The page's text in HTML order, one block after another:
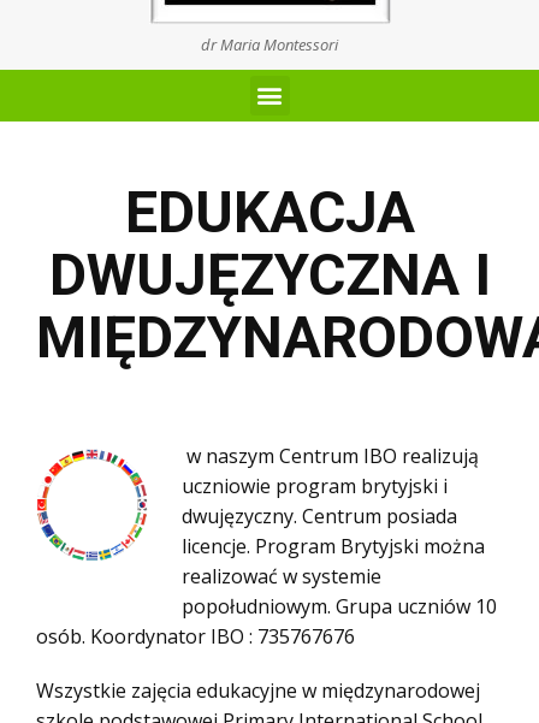
dr Maria Montessori
EDUKACJA
DWUJĘZYCZNA I
w naszym Centrum IBO realizują
uczniowie program brytyjski i
dwujęzyczny. Centrum posiada
licencje. Program Brytyjski można
realizować w systemie
popołudniowym. Grupa uczniów 10
osób. Koordynator IBO : 735767676
Wszystkie zajęcia edukacyjne w międzynarodowej